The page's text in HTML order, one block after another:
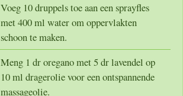
Voeg 10 druppels toe aan een sprayfles
met 400 ml water om oppervlakten
schoon te maken.
Meng 1 dr oregano met 5 dr lavendel op
10 ml dragerolie voor een ontspannende
massageolie.